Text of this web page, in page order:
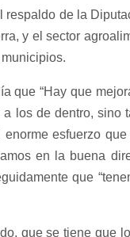
respaldo de la
y el sector
que “Hay que
los de dentro,
esfuerzo
en la buena
que
que se tiene que